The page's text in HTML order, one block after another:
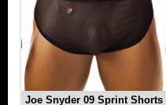
Joe Snyder 09 Sprint Shorts